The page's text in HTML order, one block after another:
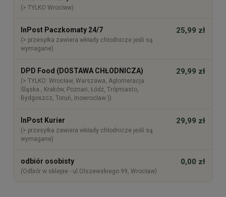
(> TYLKO Wrocław)
InPost Paczkomaty 24/7
(> przesyłka zawiera wkłady chłodnicze jeśli są
wymagane)
25,99 zł
DPD Food (DOSTAWA CHŁODNICZA)
(> TYLKO: Wrocław, Warszawa, Aglomeracja
Śląska , Kraków, Poznań, Łódź, Trójmiasto,
Bydgoszcz, Toruń, Inowrocław ))
29,99 zł
InPost Kurier
(> przesyłka zawiera wkłady chłodnicze jeśli są
wymagane)
29,99 zł
odbiór osobisty
(Odbiór w sklepie - ul.Olszewskiego 99, Wrocław)
0,00 zł